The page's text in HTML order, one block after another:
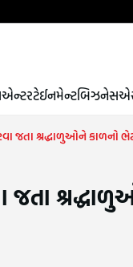
એન્ટરટેઈનમેન્ટબિઝનેસ
જતા શ્રદ્ધાળુઓને કાળનો
જતા